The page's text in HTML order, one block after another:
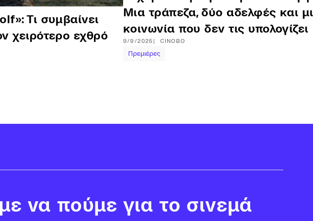
Τι συμβαίνει
χειρότερο εχθρό
Μια τράπεζα, δύο αδελφές και
κοινωνία που δεν τις υπολογίζει
9/9/2025 CINOBO
Πρεμιέρες
να πούμε για το σινεμά